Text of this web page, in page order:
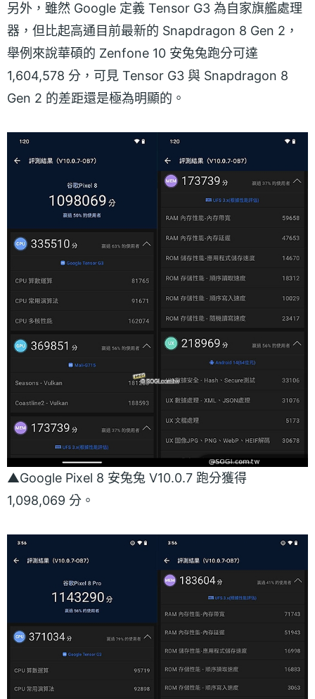
另外，雖然 Google 定義 Tensor G3 為自家旗艦處理
器，但比起高通目前最新的 Snapdragon 8 Gen 2，
舉例來說華碩的 Zenfone 10 安兔兔跑分可達
1,604,578 分，可見 Tensor G3 與 Snapdragon 8
Gen 2 的差距還是極為明顯的。
▲Google Pixel 8 安兔兔 V10.0.7 跑分獲得
1,098,069 分。